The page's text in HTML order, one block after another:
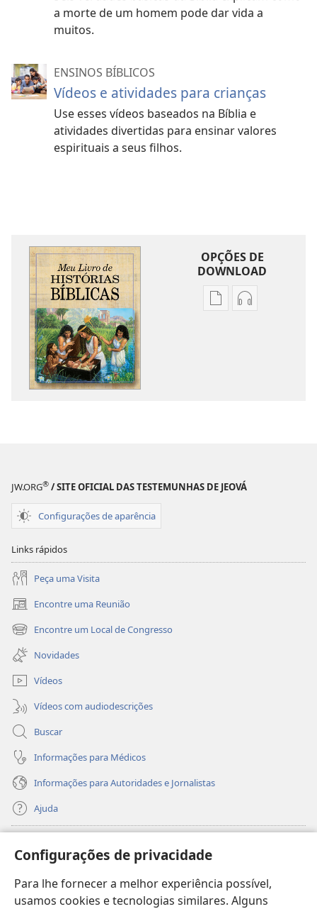
Configurações de privacidade
Para lhe fornecer a melhor experiência possível,
usamos cookies e tecnologias similares. Alguns
a morte de um homem pode dar vida a
muitos.
ENSINOS BÍBLICOS
Vídeos e atividades para crianças
Use esses vídeos baseados na Bíblia e
atividades divertidas para ensinar valores
espirituais a seus filhos.
OPÇÕES DE
DOWNLOAD
OpçõesOpções
JW.ORG® / SITE OFICIAL DAS TESTEMUNHAS DE JEOVÁ
Configurações de aparência
Links rápidos
Peça uma Visita
Encontre uma Reunião
(abre
nova
janela)
Encontre um Local de Congresso
(abre
nova
janela)
Novidades
Vídeos
Vídeos com audiodescrições
Buscar
Informações para Médicos
Informações para Autoridades e Jornalistas
Ajuda
(abre
nova
janela)
Biblioteca On-line da Torre de Vigia™
(abre
nova